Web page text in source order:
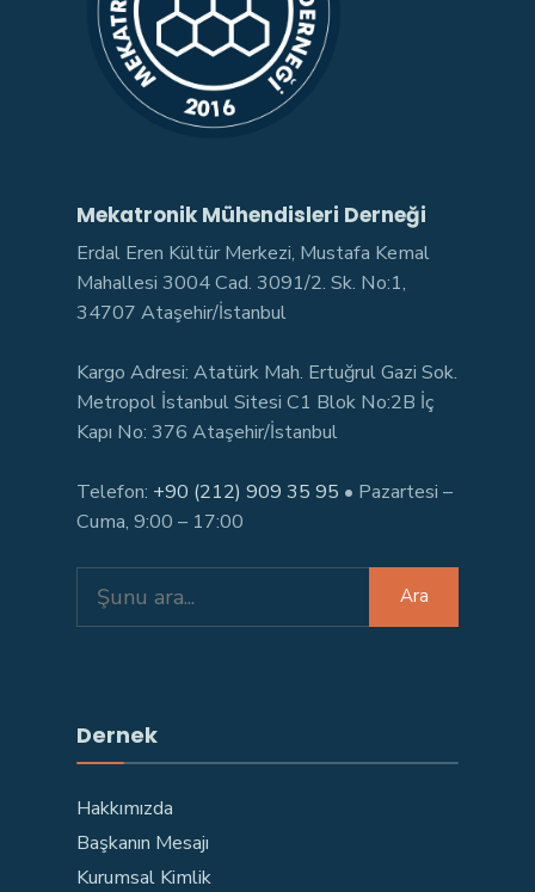
Mekatronik Mühendisleri Derneği
Erdal Eren Kültür Merkezi, Mustafa Kemal
Mahallesi 3004 Cad. 3091/2. Sk. No:1,
34707 Ataşehir/İstanbul
Kargo Adresi: Atatürk Mah. Ertuğrul Gazi Sok.
Metropol İstanbul Sitesi C1 Blok No:2B İç
Kapı No: 376 Ataşehir/İstanbul
Telefon: +90 (212) 909 35 95 • Pazartesi –
Cuma, 9:00 – 17:00
for:
Ara
Dernek
Hakkımızda
Başkanın Mesajı
Kurumsal Kimlik